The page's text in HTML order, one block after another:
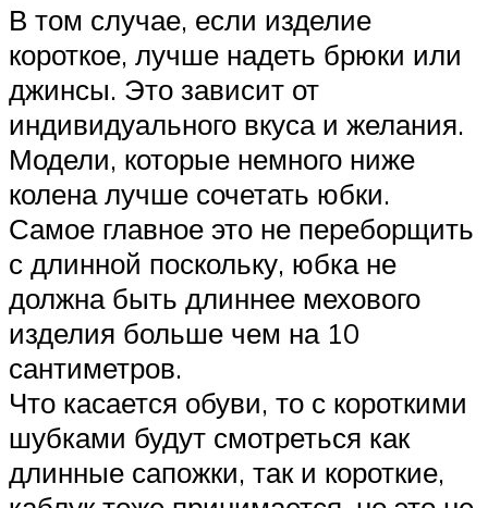
В том случае, если изделие
короткое, лучше надеть брюки или
джинсы. Это зависит от
индивидуального вкуса и желания.
Модели, которые немного ниже
колена лучше сочетать юбки.
Самое главное это не переборщить
с длинной поскольку, юбка не
должна быть длиннее мехового
изделия больше чем на 10
сантиметров.
Что касается обуви, то с короткими
шубками будут смотреться как
длинные сапожки, так и короткие,